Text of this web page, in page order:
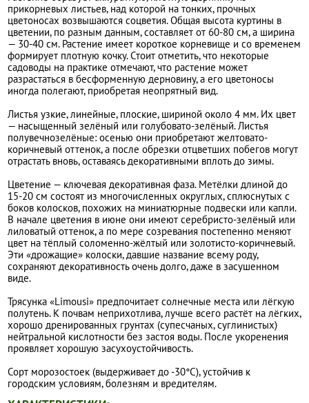
прикорневых листьев, над которой на тонких, прочных
цветоносах возвышаются соцветия. Общая высота куртины в
цветении, по разным данным, составляет от 60-80 см, а ширина
— 30-40 см. Растение имеет короткое корневище и со временем
формирует плотную кочку. Стоит отметить, что некоторые
садоводы на практике отмечают, что растение может
разрастаться в бесформенную дерновину, а его цветоносы
иногда полегают, приобретая неопрятный вид.
Листья узкие, линейные, плоские, шириной около 4 мм. Их цвет
— насыщенный зелёный или голубовато-зелёный. Листья
полувечнозелёные: осенью они приобретают желтовато-
коричневый оттенок, а после обрезки отцветших побегов могут
отрастать вновь, оставаясь декоративными вплоть до зимы.
Цветение — ключевая декоративная фаза. Метёлки длиной до
15-20 см состоят из многочисленных округлых, сплюснутых с
боков колосков, похожих на миниатюрные подвески или капли.
В начале цветения в июне они имеют серебристо-зелёный или
лиловатый оттенок, а по мере созревания постепенно меняют
цвет на тёплый соломенно-жёлтый или золотисто-коричневый.
Эти «дрожащие» колоски, давшие название всему роду,
сохраняют декоративность очень долго, даже в засушенном
виде.
Трясунка «Limousi» предпочитает солнечные места или лёгкую
полутень. К почвам неприхотлива, лучше всего растёт на лёгких,
хорошо дренированных грунтах (супесчаных, суглинистых)
нейтральной кислотности без застоя воды. После укоренения
проявляет хорошую засухоустойчивость.
Сорт морозостоек (выдерживает до -30°C), устойчив к
городским условиям, болезням и вредителям.